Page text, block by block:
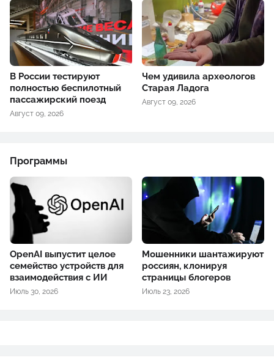
В России тестируют
полностью беспилотный
пассажирский поезд
Август 09, 2026
Чем удивила археологов
Старая Ладога
Август 09, 2026
Программы
OpenAI выпустит целое
семейство устройств для
взаимодействия с ИИ
Июль 30, 2026
Мошенники шантажируют
россиян, клонируя
страницы блогеров
Июль 23, 2026